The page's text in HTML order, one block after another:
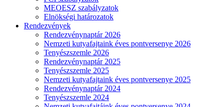
MEOESZ szabályzatok
Elnökségi határozatok
Rendezvények
Rendezvénynaptár 2026
Nemzeti kutyafajtaink éves pontversenye 2026
Tenyészszemle 2026
Rendezvénynaptár 2025
Tenyészszemle 2025
Nemzeti kutyafajtaink éves pontversenye 2025
Rendezvénynaptár 2024
Tenyészszemle 2024